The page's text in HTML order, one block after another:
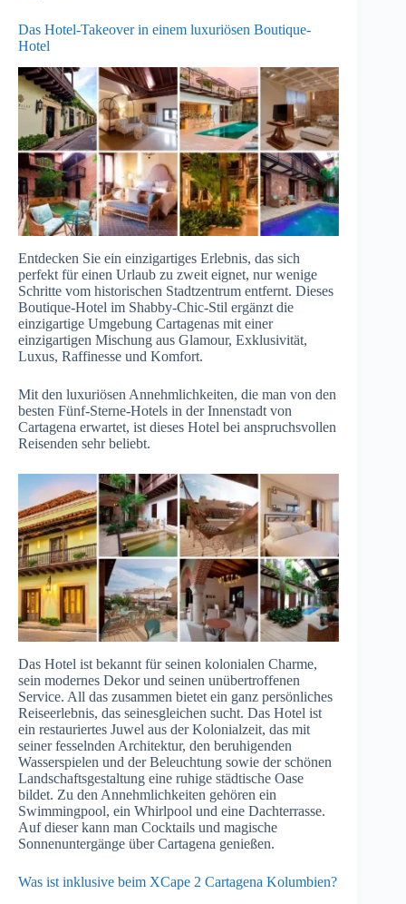
Das Hotel-Takeover in einem luxuriösen Boutique-
Hotel
Entdecken Sie ein einzigartiges Erlebnis, das sich
perfekt für einen Urlaub zu zweit eignet, nur wenige
Schritte vom historischen Stadtzentrum entfernt. Dieses
Boutique-Hotel im Shabby-Chic-Stil ergänzt die
einzigartige Umgebung Cartagenas mit einer
einzigartigen Mischung aus Glamour, Exklusivität,
Luxus, Raffinesse und Komfort.
Mit den luxuriösen Annehmlichkeiten, die man von den
besten Fünf-Sterne-Hotels in der Innenstadt von
Cartagena erwartet, ist dieses Hotel bei anspruchsvollen
Reisenden sehr beliebt.
Das Hotel ist bekannt für seinen kolonialen Charme,
sein modernes Dekor und seinen unübertroffenen
Service. All das zusammen bietet ein ganz persönliches
Reiseerlebnis, das seinesgleichen sucht. Das Hotel ist
ein restauriertes Juwel aus der Kolonialzeit, das mit
seiner fesselnden Architektur, den beruhigenden
Wasserspielen und der Beleuchtung sowie der schönen
Landschaftsgestaltung eine ruhige städtische Oase
bildet. Zu den Annehmlichkeiten gehören ein
Swimmingpool, ein Whirlpool und eine Dachterrasse.
Auf dieser kann man Cocktails und magische
Sonnenuntergänge über Cartagena genießen.
Was ist inklusive beim XCape 2 Cartagena Kolumbien?